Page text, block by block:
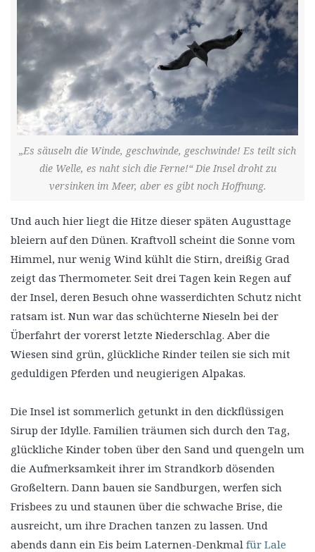
„Es säuseln die Winde, geschwinde, geschwinde! Es teilt sich
die Welle, es naht sich die Ferne!“ Die Insel droht zu
versinken im Meer, aber es gibt noch Hoffnung.
Und auch hier liegt die Hitze dieser späten Augusttage
bleiern auf den Dünen. Kraftvoll scheint die Sonne vom
Himmel, nur wenig Wind kühlt die Stirn, dreißig Grad
zeigt das Thermometer. Seit drei Tagen kein Regen auf
der Insel, deren Besuch ohne wasserdichten Schutz nicht
ratsam ist. Nun war das schüchterne Nieseln bei der
Überfahrt der vorerst letzte Niederschlag. Aber die
Wiesen sind grün, glückliche Rinder teilen sie sich mit
geduldigen Pferden und neugierigen Alpakas.
Die Insel ist sommerlich getunkt in den dickflüssigen
Sirup der Idylle. Familien träumen sich durch den Tag,
glückliche Kinder toben über den Sand und quengeln um
die Aufmerksamkeit ihrer im Strandkorb dösenden
Großeltern. Dann bauen sie Sandburgen, werfen sich
Frisbees zu und staunen über die schwache Brise, die
ausreicht, um ihre Drachen tanzen zu lassen. Und
abends dann ein Eis beim Laternen-Denkmal für Lale